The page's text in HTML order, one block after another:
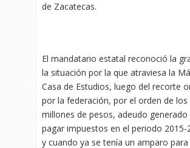
de Zacatecas.
El mandatario estatal reconoció la
la situación por la que atraviesa la
Casa de Estudios, luego del recorte
por la federación, por el orden de los
millones de pesos, adeudo
pagar impuestos en el periodo 2015-
y cuando ya se tenía un amparo